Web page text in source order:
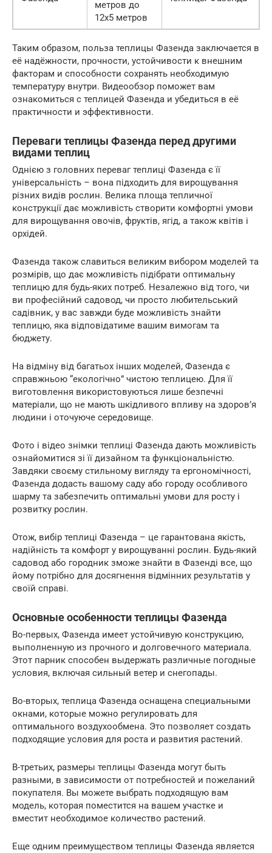
метров до
12х5 метров
Таким образом, польза теплицы Фазенда заключается в
её надёжности, прочности, устойчивости к внешним
факторам и способности сохранять необходимую
температуру внутри. Видеообзор поможет вам
ознакомиться с теплицей Фазенда и убедиться в её
практичности и эффективности.
Переваги теплицы Фазенда перед другими
видами теплиц
Однією з головних переваг теплиці Фазенда є її
універсальність – вона підходить для вирощування
різних видів рослин. Велика площа тепличної
конструкції дає можливість створити комфортні умови
для вирощування овочів, фруктів, ягід, а також квітів і
орхідей.
Фазенда також славиться великим вибором моделей та
розмірів, що дає можливість підібрати оптимальну
теплицю для будь-яких потреб. Незалежно від того, чи
ви професійний садовод, чи просто любительський
садівник, у вас завжди буде можливість знайти
теплицю, яка відповідатиме вашим вимогам та
бюджету.
На відміну від багатьох інших моделей, Фазенда є
справжньою “екологічно” чистою теплицею. Для її
виготовлення використовуються лише безпечні
матеріали, що не мають шкідливого впливу на здоров’я
людини і оточуюче середовище.
Фото і відео знімки теплиці Фазенда дають можливість
ознайомитися зі її дизайном та функціональністю.
Завдяки своєму стильному вигляду та ергономічності,
Фазенда додасть вашому саду або городу особливого
шарму та забезпечить оптимальні умови для росту і
розвитку рослин.
Отож, вибір теплиці Фазенда – це гарантована якість,
надійність та комфорт у вирощуванні рослин. Будь-який
садовод або городник зможе знайти в Фазенді все, що
йому потрібно для досягнення відмінних результатів у
своїй справі.
Основные особенности теплицы Фазенда
Во-первых, Фазенда имеет устойчивую конструкцию,
выполненную из прочного и долговечного материала.
Этот парник способен выдержать различные погодные
условия, включая сильный ветер и снегопады.
Во-вторых, теплица Фазенда оснащена специальными
окнами, которые можно регулировать для
оптимального воздухообмена. Это позволяет создать
подходящие условия для роста и развития растений.
В-третьих, размеры теплицы Фазенда могут быть
разными, в зависимости от потребностей и пожеланий
покупателя. Вы можете выбрать подходящую вам
модель, которая поместится на вашем участке и
вместит необходимое количество растений.
Еще одним преимуществом теплицы Фазенда является